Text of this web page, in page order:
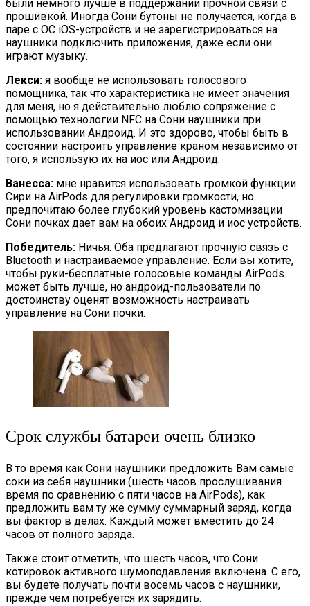
были немного лучше в поддержании прочной связи с
прошивкой. Иногда Сони бутоны не получается, когда в
паре с ОС iOS-устройств и не зарегистрироваться на
наушники подключить приложения, даже если они
играют музыку.
Лекси: я вообще не использовать голосового
помощника, так что характеристика не имеет значения
для меня, но я действительно люблю сопряжение с
помощью технологии NFC на Сони наушники при
использовании Андроид. И это здорово, чтобы быть в
состоянии настроить управление краном независимо от
того, я использую их на иос или Андроид.
Ванесса: мне нравится использовать громкой функции
Сири на AirPods для регулировки громкости, но
предпочитаю более глубокий уровень кастомизации
Сони почках дает вам на обоих Андроид и иос устройств.
Победитель: Ничья. Оба предлагают прочную связь с
Bluetooth и настраиваемое управление. Если вы хотите,
чтобы руки-бесплатные голосовые команды AirPods
может быть лучше, но андроид-пользователи по
достоинству оценят возможность настраивать
управление на Сони почки.
Срок службы батареи очень близко
В то время как Сони наушники предложить Вам самые
соки из себя наушники (шесть часов прослушивания
время по сравнению с пяти часов на AirPods), как
предложить вам ту же сумму суммарный заряд, когда
вы фактор в делах. Каждый может вместить до 24
часов от полного заряда.
Также стоит отметить, что шесть часов, что Сони
котировок активного шумоподавления включена. С его,
вы будете получать почти восемь часов с наушники,
прежде чем потребуется их зарядить.